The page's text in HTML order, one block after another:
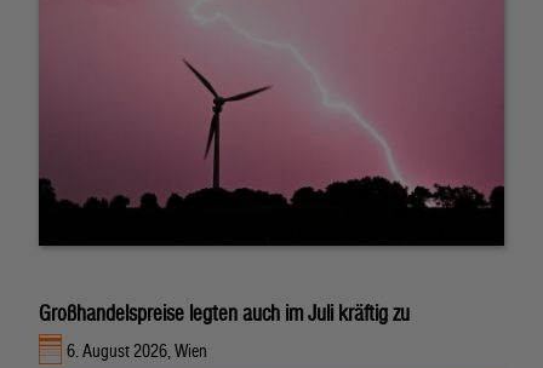
Großhandelspreise legten auch im Juli kräftig zu
6. August 2026, Wien